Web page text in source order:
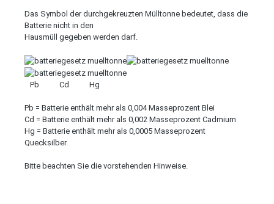
Das Symbol der durchgekreuzten Mülltonne bedeutet, dass die
Batterie nicht in den
Hausmüll gegeben werden darf.
Pb Cd Hg
Pb = Batterie enthält mehr als 0,004 Masseprozent Blei
Cd = Batterie enthält mehr als 0,002 Masseprozent Cadmium
Hg = Batterie enthält mehr als 0,0005 Masseprozent
Quecksilber.
Bitte beachten Sie die vorstehenden Hinweise.